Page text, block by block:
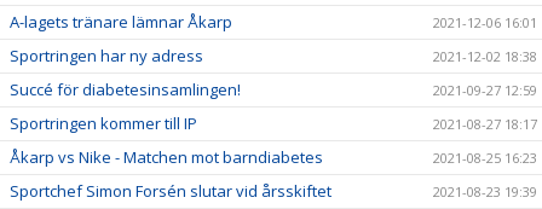
A-lagets tränare lämnar Åkarp 2021-12-06 16:01
Sportringen har ny adress 2021-12-02 18:38
Succé för diabetesinsamlingen! 2021-09-27 12:59
Sportringen kommer till IP 2021-08-27 18:17
Åkarp vs Nike - Matchen mot barndiabetes 2021-08-25 16:23
Sportchef Simon Forsén slutar vid årsskiftet 2021-08-23 19:39